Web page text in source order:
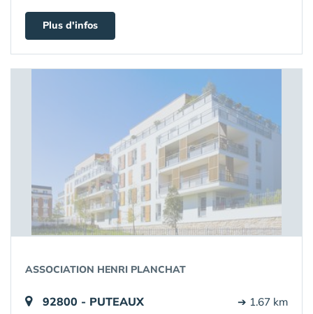
Plus d'infos
ASSOCIATION HENRI PLANCHAT
92800 - PUTEAUX ➔ 1.67 km